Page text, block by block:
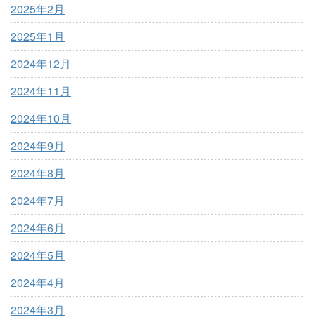
2025年2月
2025年1月
2024年12月
2024年11月
2024年10月
2024年9月
2024年8月
2024年7月
2024年6月
2024年5月
2024年4月
2024年3月